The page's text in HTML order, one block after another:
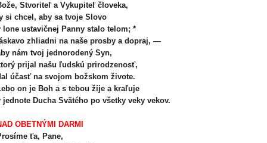
Stvoriteľ a Vykupiteľ človeka,
si chcel, aby sa tvoje Slovo
lone ustavičnej Panny stalo telom; *
zhliadni na naše prosby a dopraj, —
nám tvoj jednorodený Syn,
prijal našu ľudskú prirodzenosť,
účasť na svojom božskom živote.
on je Boh a s tebou žije a kraľuje
jednote Ducha Svätého po všetky veky vekov.
OBETNÝMI DARMI
ťa, Pane,